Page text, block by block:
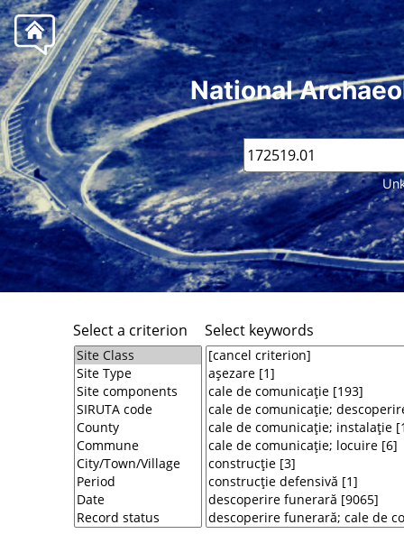
National
Select a criterion Select keywords